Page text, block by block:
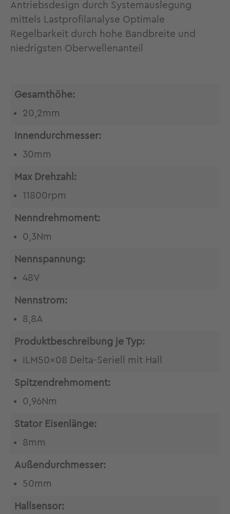
Antriebsdesign durch Systemauslegung
mittels Lastprofilanalyse Optimale
Regelbarkeit durch hohe Bandbreite und
niedrigsten Oberwellenanteil
Gesamthöhe:
20,2mm
Innendurchmesser:
30mm
Max Drehzahl:
11800rpm
Nenndrehmoment:
0,3Nm
Nennspannung:
48V
Nennstrom:
8,8A
Produktbeschreibung je Typ:
ILM50x08 Delta-Seriell mit Hall
Spitzendrehmoment:
0,96Nm
Stator Eisenlänge:
8mm
Außendurchmesser:
50mm
Hallsensor: